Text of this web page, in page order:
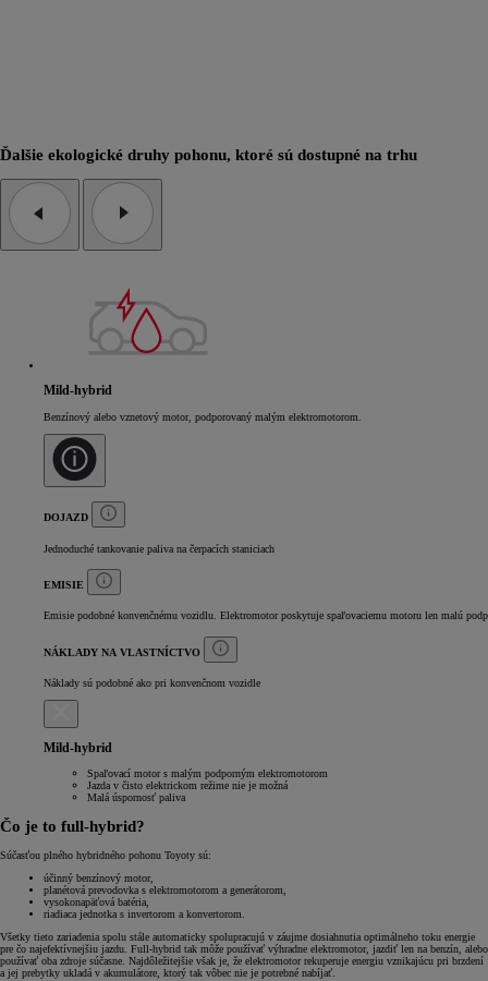
Ďalšie ekologické druhy pohonu, ktoré sú dostupné na trhu
Mild-hybrid
Benzínový alebo vznetový motor, podporovaný malým elektromotorom.
DOJAZD
Jednoduché tankovanie paliva na čerpacích staniciach
EMISIE
Emisie podobné konvenčnému vozidlu. Elektromotor poskytuje spaľovaciemu motoru len malú
NÁKLADY NA VLASTNÍCTVO
Náklady sú podobné ako pri konvenčnom vozidle
Mild-hybrid
Spaľovací motor s malým podporným elektromotorom
Jazda v čisto elektrickom režime nie je možná
Malá úspornosť paliva
Čo je to full-hybrid?
Súčasťou plného hybridného pohonu Toyoty sú:
účinný benzínový motor,
planétová prevodovka s elektromotorom a generátorom,
vysokonapäťová batéria,
riadiaca jednotka s invertorom a konvertorom.
Všetky tieto zariadenia spolu stále automaticky spolupracujú v záujme dosiahnutia optimálneho toku energie
pre čo najefektívnejšiu jazdu. Full-hybrid tak môže používať výhradne elektromotor, jazdiť len na benzín, alebo
používať oba zdroje súčasne. Najdôležitejšie však je, že elektromotor rekuperuje energiu vznikajúcu pri brzdení
a jej prebytky ukladá v akumulátore, ktorý tak vôbec nie je potrebné nabíjať.